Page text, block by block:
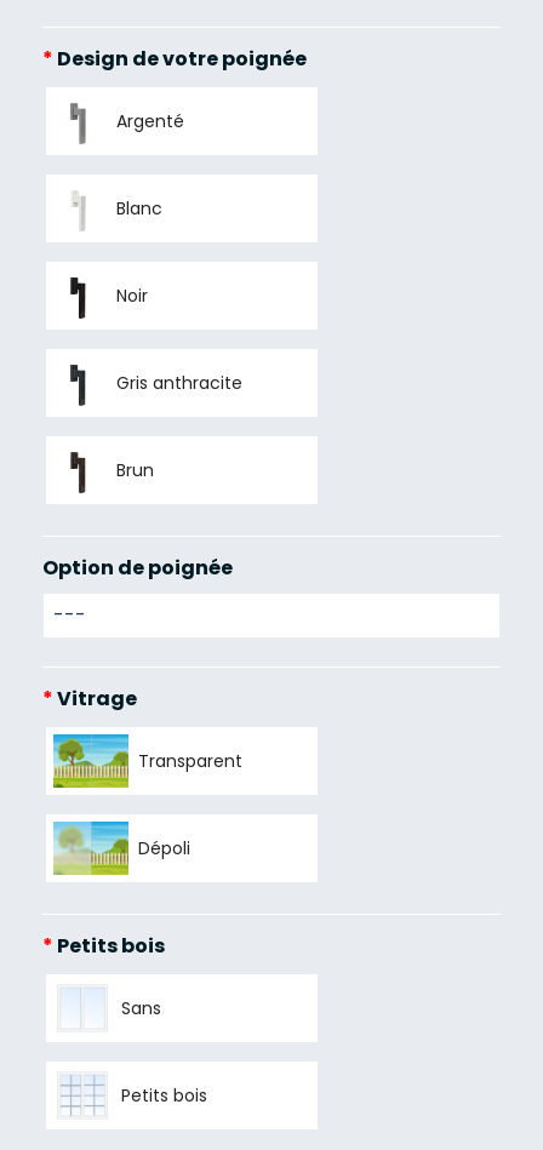
* Design de votre poignée
Argenté
Blanc
Noir
Gris anthracite
Brun
Option de poignée
*Vitrage
Transparent
Dépoli
* Petits bois
Sans
Petits bois